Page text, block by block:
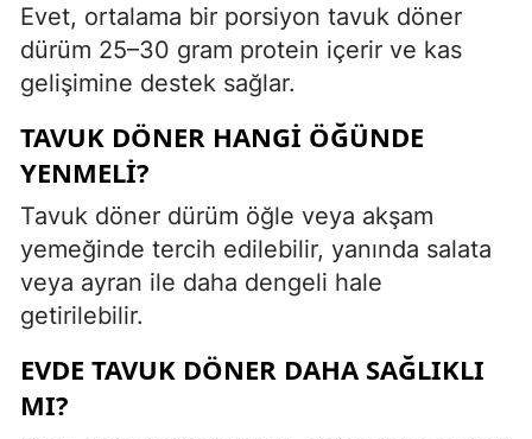
Evet, ortalama bir porsiyon tavuk döner
dürüm 25–30 gram protein içerir ve kas
gelişimine destek sağlar.
TAVUK DÖNER HANGI ÖĞÜNDE
YENMELI?
Tavuk döner dürüm öğle veya akşam
yemeğinde tercih edilebilir, yanında salata
veya ayran ile daha dengeli hale
getirilebilir.
EVDE TAVUK DÖNER DAHA SAĞLIKLI
MI?